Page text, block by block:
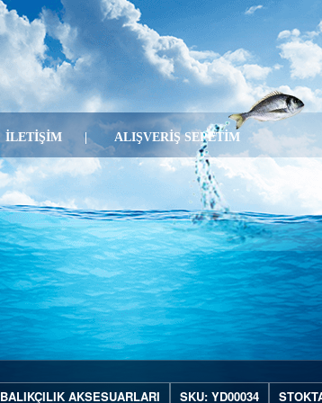
İLETİŞİM ALIŞVERİŞ SEPETİM
BALIKÇILIK AKSESUARLARI SKU: YD00034